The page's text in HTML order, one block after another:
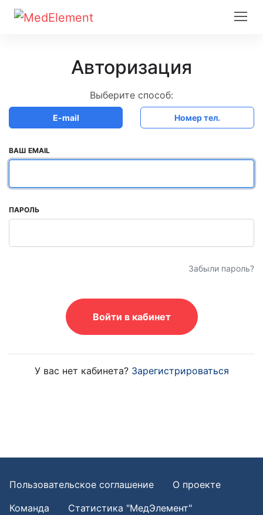
Авторизация
Выберите способ:
E-mail Номер тел.
ВАШ EMAIL
ПАРОЛЬ
Забыли пароль?
Войти в кабинет
У вас нет кабинета? Зарегистрироваться
Пользовательское соглашение
О проекте
Команда
Статистика "МедЭлемент"